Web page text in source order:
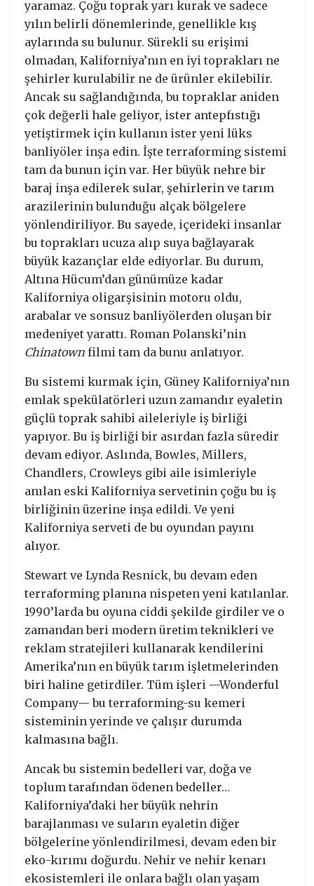
yaramaz. Çoğu toprak yarı kurak ve sadece
yılın belirli dönemlerinde, genellikle kış
aylarında su bulunur. Sürekli su erişimi
olmadan, Kaliforniya’nın en iyi toprakları ne
şehirler kurulabilir ne de ürünler ekilebilir.
Ancak su sağlandığında, bu topraklar aniden
çok değerli hale geliyor, ister antepfıstığı
yetiştirmek için kullanın ister yeni lüks
banliyöler inşa edin. İşte terraforming sistemi
tam da bunun için var. Her büyük nehre bir
baraj inşa edilerek sular, şehirlerin ve tarım
arazilerinin bulunduğu alçak bölgelere
yönlendiriliyor. Bu sayede, içerideki insanlar
bu toprakları ucuza alıp suya bağlayarak
büyük kazançlar elde ediyorlar. Bu durum,
Altına Hücum’dan günümüze kadar
Kaliforniya oligarşisinin motoru oldu,
arabalar ve sonsuz banliyölerden oluşan bir
medeniyet yarattı. Roman Polanski’nin
Chinatown filmi tam da bunu anlatıyor.
Bu sistemi kurmak için, Güney Kaliforniya’nın
emlak spekülatörleri uzun zamandır eyaletin
güçlü toprak sahibi aileleriyle iş birliği
yapıyor. Bu iş birliği bir asırdan fazla süredir
devam ediyor. Aslında, Bowles, Millers,
Chandlers, Crowleys gibi aile isimleriyle
anılan eski Kaliforniya servetinin çoğu bu iş
birliğinin üzerine inşa edildi. Ve yeni
Kaliforniya serveti de bu oyundan payını
alıyor.
Stewart ve Lynda Resnick, bu devam eden
terraforming planına nispeten yeni katılanlar.
1990’larda bu oyuna ciddi şekilde girdiler ve o
zamandan beri modern üretim teknikleri ve
reklam stratejileri kullanarak kendilerini
Amerika’nın en büyük tarım işletmelerinden
biri haline getirdiler. Tüm işleri —Wonderful
Company— bu terraforming-su kemeri
sisteminin yerinde ve çalışır durumda
kalmasına bağlı.
Ancak bu sistemin bedelleri var, doğa ve
toplum tarafından ödenen bedeller…
Kaliforniya’daki her büyük nehrin
barajlanması ve suların eyaletin diğer
bölgelerine yönlendirilmesi, devam eden bir
eko-kırımı doğurdu. Nehir ve nehir kenarı
ekosistemleri ile onlara bağlı olan yaşam